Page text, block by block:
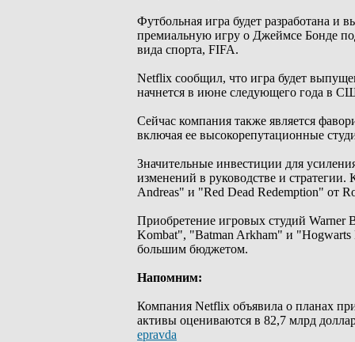
Футбольная игра будет разработана и
премиальную игру о Джеймсе Бонде
вида спорта, FIFA.
Netflix сообщил, что игра будет
начнется в июне следующего года в
Сейчас компания также является
включая ее высокорепутационные
Значительные инвестиции для
изменений в руководстве и
Andreas" и "Red Dead Redemption" от
Приобретение игровых студий Warner
Kombat", "Batman Arkham" и
большим бюджетом.
Напомним:
Компания Netflix объявила о планах
активы оцениваются в 82,7 млрд
epravda